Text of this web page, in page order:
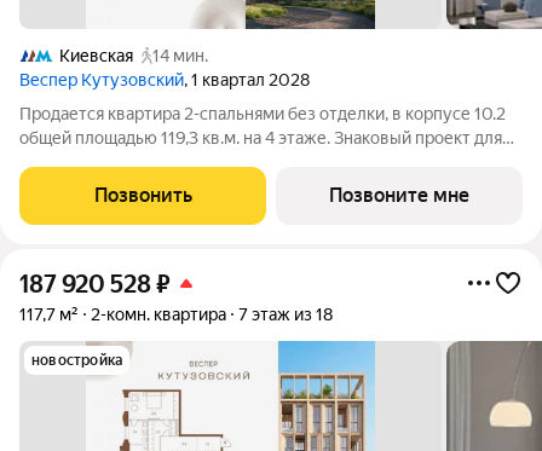
Киевская
14 мин.
Веспер Кутузовский, 1 квартал 2028
Продается квартира 2-спальнями без отделки, в корпусе 10.2
общей площадью 119,3 кв.м. на 4 этаже. Знаковый проект для
площадью 3,7 га расположен на Кутузовском проспекте и
воплощает новую
Позвонить Позвоните мне
187 920 528₽
117,7 м² 2-комн. квартира 7 этаж из 18
новостройка